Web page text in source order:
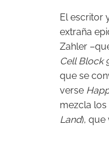
El escritor
extraña
Zahler
Cell Block
que se
verse
mezcla
Land), que